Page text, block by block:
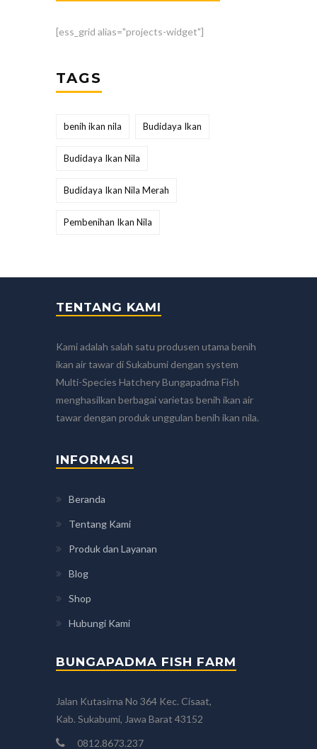
[ess_grid alias="projects-widget"]
TAGS
benih ikan nila Budidaya Ikan
Budidaya Ikan Nila
Budidaya Ikan Nila Merah
Pembenihan Ikan Nila
TENTANG KAMI
Kami adalah salah satu produsen utama benih
ikan air tawar di Sukabumi dengan system
Multi-Species Hatchery Bungapadma Fish
menghasilkan berbagai varietas benih ikan air
tawar dengan produk unggulan benih ikan nila.
INFORMASI
Beranda
Tentang Kami
Produk dan Layanan
Blog
Shop
Hubungi Kami
BUNGAPADMA FISH FARM
Jalan Kutasirna No 364 Kec. Cisaat,
Kab. Sukabumi, Jawa Barat 43152
0812.8673.237